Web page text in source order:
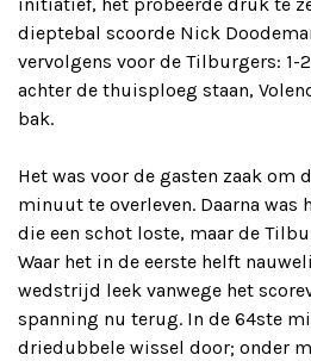
dieptebal scoorde Nick
vervolgens voor de Tilburgers: 1-
achter de thuisploeg staan,
bak.
Het was voor de gasten zaak om
minuut te overleven. Daarna was
die een schot loste, maar de
Waar het in de eerste helft
wedstrijd leek vanwege het
spanning nu terug. In de 64ste
driedubbele wissel door; onder